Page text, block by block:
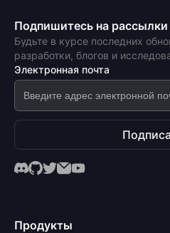
Подпишитесь на
Будьте в курсе последних
разработки, блогов и
Электронная почта
Продукты